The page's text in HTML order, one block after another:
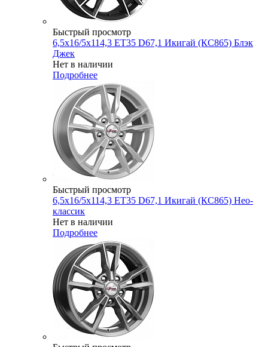
Быстрый просмотр
6,5x16/5x114,3 ET35 D67,1 Икигай (КС865) Блэк
Джек
Нет в наличии
Подробнее
Быстрый просмотр
6,5x16/5x114,3 ET35 D67,1 Икигай (КС865) Нео-
классик
Нет в наличии
Подробнее